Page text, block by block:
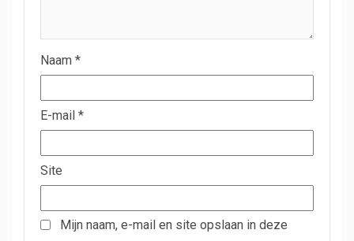
Naam *
E-mail *
Site
Mijn naam, e-mail en site opslaan in deze